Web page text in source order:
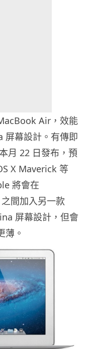
Air，效能
屏幕設計。有傳即
月 22 日發布，預
X Maverick 等
將會在
間加入另一款
屏幕設計，但會
薄。